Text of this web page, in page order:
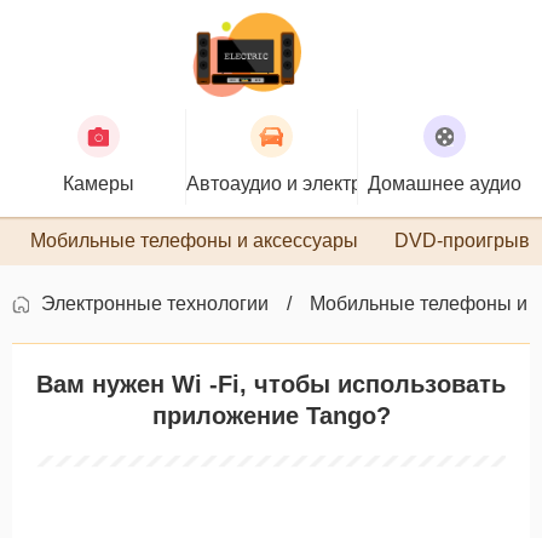
Камеры Автоаудио и электроникаДомашнее аудио
Мобильные телефоны и аксессуары DVD-
Электронные технологии Мобильные телефоны и
Вам нужен Wi -Fi, чтобы использовать
приложение Tango?